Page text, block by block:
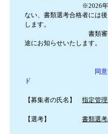
※2026年9月1日以
ない、書類選考合格者には
します。
書類審査合格者
途にお知らせいたします。
同意書ダウ
ド
【募集者の氏名】 指定管
【選考】 書類選